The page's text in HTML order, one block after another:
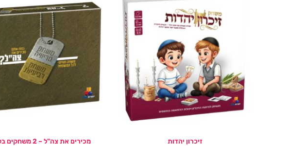
זיכרון יהדות מכירים את צה"ל – 2 משחקים בקופסה